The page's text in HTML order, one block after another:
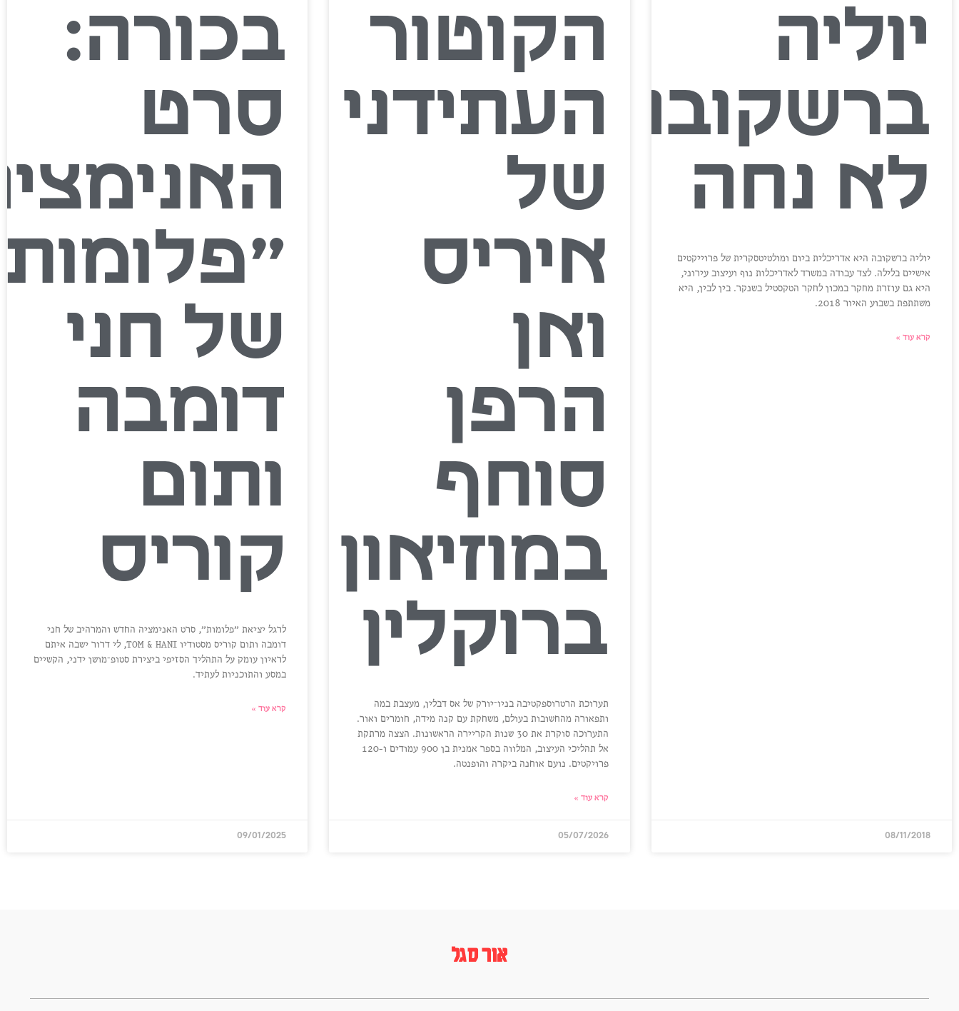
יוליה
ברשקובה
לא נחה
יוליה ברשקובה היא אדריכלית ביום ומולטיטסקרית של פרוייקטים
אישיים בלילה. לצד עבודה במשרד לאדריכלות נוף ועיצוב עירוני,
היא גם עוזרת מחקר במכון לחקר הטקסטיל בשנקר. בין לבין, היא
משתתפת בשבוע האיור 2018.
קרא עוד »
08/11/2018
הקוטור
העתידני
של
איריס
ואן
הרפן
סוחף
במוזיאון
ברוקלין
תערוכת הרטרוספקטיבה בניו־יורק של אס דבלין, מעצבת במה
ותפאורה מהחשובות בעולם, משחקת עם קנה מידה, חומרים ואור.
התערוכה סוקרת את 30 שנות הקריירה הראשונות. הצצה מרתקת
אל תהליכי העיצוב, המלווה בספר אמנית בן 900 עמודים ו-120
פרויקטים. נועם אוחנה ביקרה והופנטה.
קרא עוד »
05/07/2026
בכורה:
סרט
של חני
דומבה
ותום
קוריס
לרגל יציאת ״פלומות״, סרט האנימציה החדש והמרהיב של חני
דומבה ותום קוריס מסטודיו TOM & HANI, לי דרור ישבה איתם
לראיון עומק על התהליך הסזיפי ביצירת סטופ־מושן ידני, הקשיים
במסע והתוכניות לעתיד.
קרא עוד »
09/01/2025
אור סגל